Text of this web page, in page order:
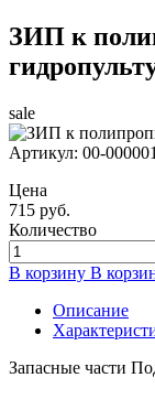
ЗИП к
sale
Артикул: 00-
Цена
715 руб.
Количество
В корзину В
Описание
Запасные части